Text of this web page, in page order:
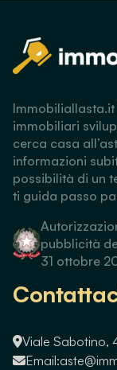
immobiliari
cerca casa
informazioni
possibilità di un
ti guida passo
pubblicità
31 ottobre
Viale Sabotino,
Email: